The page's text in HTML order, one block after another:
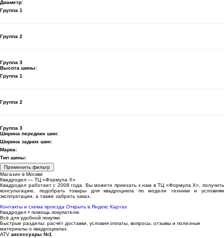
Диаметр:
Группа 1
Группа 2
Группа 3
Высота шины:
Группа 1
Группа 2
Группа 3
Ширина передних шин:
Ширина задних шин:
Марка:
Тип шины:
Применить фильтр
Магазин в Москве
Квадродел — ТЦ «Формула Х»
Квадродел работает с 2008 года. Вы можете приехать к нам в ТЦ «Формула Х», получить
консультацию, подобрать товары для квадроцикла по модели техники и условиям
эксплуатации, а также забрать заказ.
Контакты и схема проезда Открыть в Яндекс Картах
Квадродел • помощь покупателю
Всё для удобной покупки
Быстрые разделы: расчёт доставки, условия оплаты, вопросы, отзывы и полезные
материалы о квадроциклах.
ATV аксессуары №1